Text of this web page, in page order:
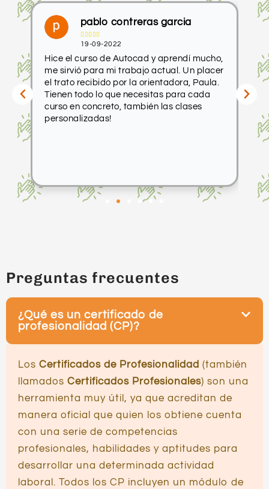
pablo contreras garcia
  
19-09-2022
Hice el curso de Autocad y aprendí mucho,
me sirvió para mi trabajo actual. Un placer
el trato recibido por la orientadora, Paula.
Tienen todo lo que necesitas para cada
curso en concreto, también las clases
personalizadas!
Preguntas frecuentes
¿Qué es un certificado de
profesionalidad (CP)?
Los Certificados de Profesionalidad (también
llamados Certificados Profesionales) son una
herramienta muy útil, ya que acreditan de
manera oficial que quien los obtiene cuenta
con una serie de competencias
profesionales, habilidades y aptitudes para
desarrollar una determinada actividad
laboral. Todos los CP incluyen un módulo de